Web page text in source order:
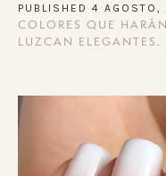
PUBLISHED 4
COLORES QUE
LUZCAN ELEGANTES .